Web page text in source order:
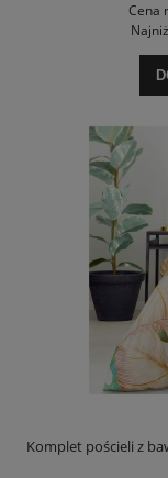
Cena
Komplet pościeli z